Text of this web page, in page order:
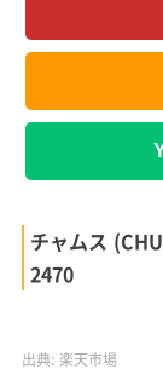
ディッキーズは
す。
こちらは少し小
普段使いにちょ
ク。
だからこそ、さ
男女を問わず使
ついており、生
コストパフォー
材質 ポリエステル